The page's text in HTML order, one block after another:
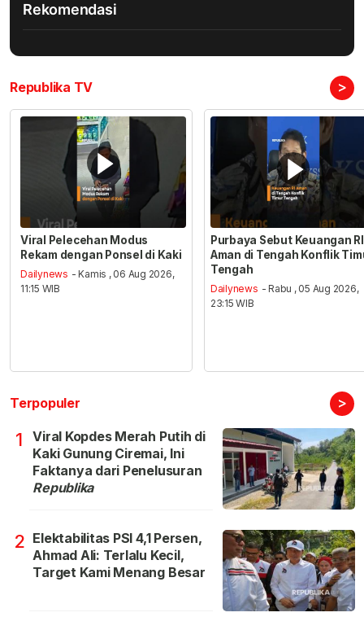
Rekomendasi
Republika TV >
Viral Pelecehan Modus
Rekam dengan Ponsel di Kaki
Dailynews - Kamis , 06 Aug 2026,
11:15 WIB
Purbaya Sebut Keuangan RI
Aman di Tengah Konflik
Tengah
Dailynews - Rabu , 05 Aug 2026,
23:15 WIB
Terpopuler >
1
Viral Kopdes Merah Putih di
Kaki Gunung Ciremai, Ini
Faktanya dari Penelusuran
Republika
2 Elektabilitas PSI 4,1 Persen,
Ahmad Ali: Terlalu Kecil,
Target Kami Menang Besar